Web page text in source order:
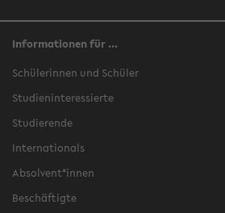
Informationen für ...
Schülerinnen und Schüler
Studieninteressierte
Studierende
Internationals
Absolvent*innen
Beschäftigte